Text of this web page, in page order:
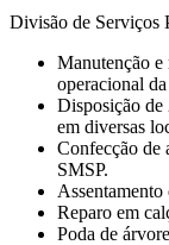
Divisão de Serviços
Manutenção e
operacional
Disposição de
em diversas
Confecção de
SMSP.
Reparo em
Poda de